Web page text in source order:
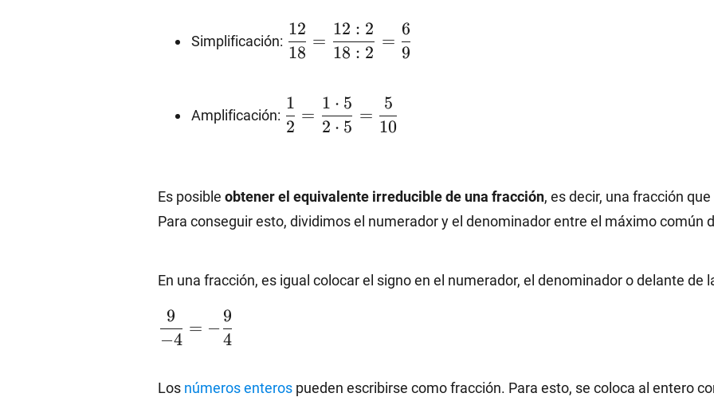
Simplificación: \dfrac{12}
{18:2}=\dfrac{6}
{9}
18
12
=
18 : 2
12 : 2
=
9
6
Amplificación: \dfrac{1}
5}{2\cdot
2
1
=
2 ⋅ 5
1 ⋅ 5
=
10
5
Es posible obtener el equivalente irreducible de una fracción, es decir, una fracción
Para conseguir esto, dividimos el numerador y el denominador entre el máximo común
En una fracción, es igual colocar el signo en el numerador, el denominador o delante de
−4
9
= −
4
9
Los números enteros pueden escribirse como fracción. Para esto, se coloca al entero